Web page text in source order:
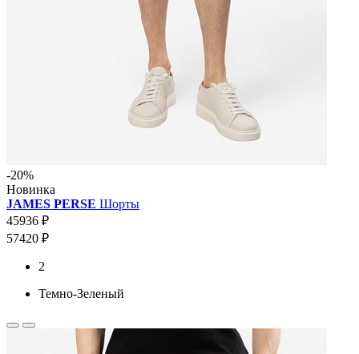
-20%
Новинка
JAMES PERSE Шорты
45936 ₽
57420 ₽
2
Темно-Зеленый